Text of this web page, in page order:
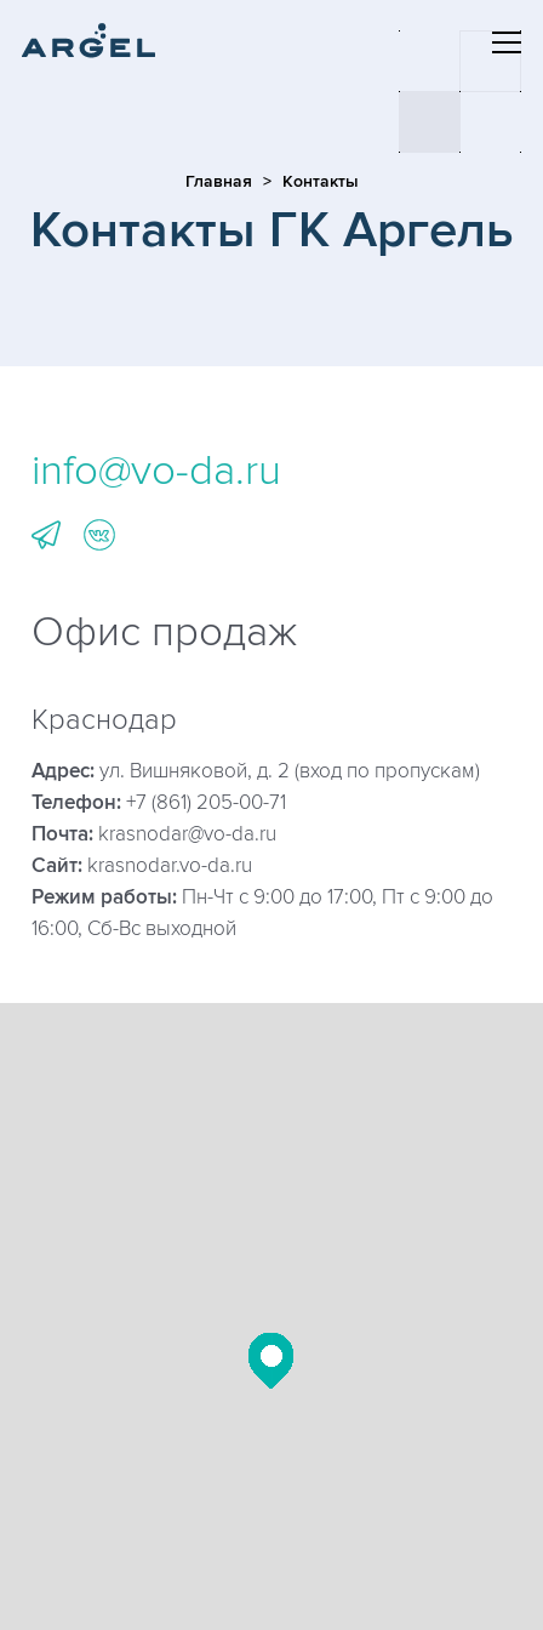
Главная Контакты
Контакты ГК Аргель
info@vo-da.ru
Офис продаж
Краснодар
Адрес: ул. Вишняковой, д. 2 (вход по пропускам)
Телефон: +7 (861) 205-00-71
Почта: krasnodar@vo-da.ru
Сайт: krasnodar.vo-da.ru
Режим работы: Пн-Чт с 9:00 до 17:00, Пт с 9:00 до
16:00, Сб-Вс выходной